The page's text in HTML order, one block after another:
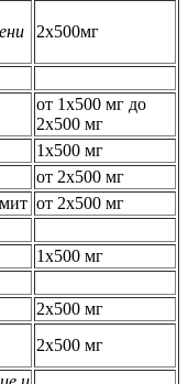
2x500мг
от 1x500 мг до
2x500 мг
1x500 мг
от 2x500 мг
от 2x500 мг
1x500 мг
2x500 мг
2x500 мг